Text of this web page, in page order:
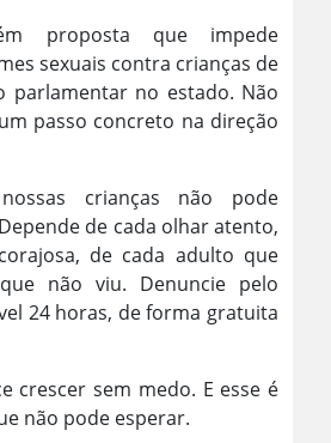
proposta que impede
sexuais contra crianças de
parlamentar no estado. Não
passo concreto na direção
crianças não pode
de cada olhar atento,
de cada adulto que
não viu. Denuncie pelo
24 horas, de forma gratuita
crescer sem medo. E esse é
não pode esperar.